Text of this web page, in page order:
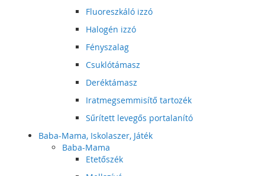
Fluoreszkáló izzó
Halogén izzó
Fényszalag
Csuklótámasz
Deréktámasz
Iratmegsemmisítő tartozék
Sűrített levegős portalanító
Baba-Mama, Iskolaszer, Játék
Baba-Mama
Etetőszék